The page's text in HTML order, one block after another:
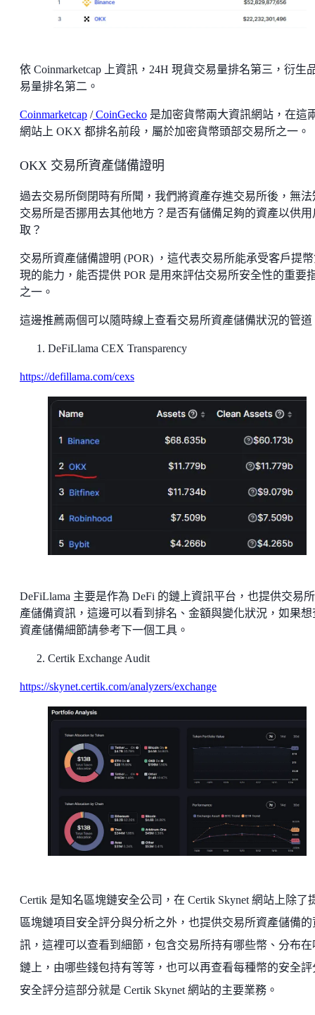
依 Coinmarketcap 上資訊，24H 現貨交易量排名第三，衍生
易量排名第二。
Coinmarketcap /CoinGecko 是加密貨幣兩大資訊網站，在這
網站上 OKX 都排名前段，屬於加密貨幣頭部交易所之一。
OKX 交易所資產儲備證明
過去交易所倒閉時有所聞，我們將資產存進交易所後，無法
交易所是否挪用去其他地方？是否有儲備足夠的資產以供用
取？
交易所資產儲備證明 (POR) ，這代表交易所能承受客戶提
現的能力，能否提供 POR 是用來評估交易所安全性的重要
之一。
這邊推薦兩個可以隨時線上查看交易所資產儲備狀況的管道
DeFiLlama CEX Transparency
https://defillama.com/cexs
DeFiLlama 主要是作為 DeFi 的鏈上資訊平台，也提供交易
產儲備資訊，這邊可以看到排名、金額與變化狀況，如果想
資產儲備細節請參考下一個工具。
Certik Exchange Audit
https://skynet.certik.com/analyzers/exchange
Certik 是知名區塊鏈安全公司，在 Certik Skynet 網站上除了
區塊鏈項目安全評分與分析之外，也提供交易所資產儲備的
訊，這裡可以查看到細節，包含交易所持有哪些幣、分布在
鏈上，由哪些錢包持有等等，也可以再查看每種幣的安全評
安全評分這部分就是 Certik Skynet 網站的主要業務。